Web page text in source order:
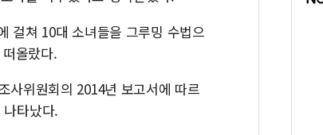
걸쳐 10대 소녀들을 그루밍 수법으
올랐다.
사위원회의 2014년 보고서에 따르
타났다.